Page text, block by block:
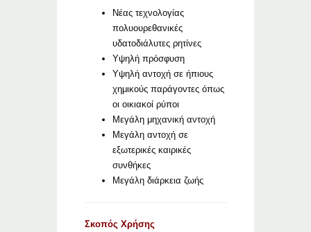
Νέας τεχνολογίας
πολυουρεθανικές
υδατοδιάλυτες ρητίνες
Υψηλή πρόσφυση
Υψηλή αντοχή σε ήπιους
χημικούς παράγοντες όπως
οι οικιακοί ρύποι
Μεγάλη μηχανική αντοχή
Μεγάλη αντοχή σε
εξωτερικές καιρικές
συνθήκες
Μεγάλη διάρκεια ζωής
Σκοπός Χρήσης